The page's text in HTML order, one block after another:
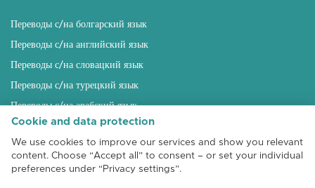
Переводы с/на болгарский язык
Переводы с/на английский язык
Переводы с/на словацкий язык
Переводы с/на турецкий язык
Переводы с/на арабский язык
Переводы с/на русский язык
Переводы с/на венгерский язык
Переводы с/на румынский язык
Cookie and data protection
We use cookies to improve our services and show you relevant
content. Choose “Accept all” to consent – or set your individual
preferences under “Privacy settings”.